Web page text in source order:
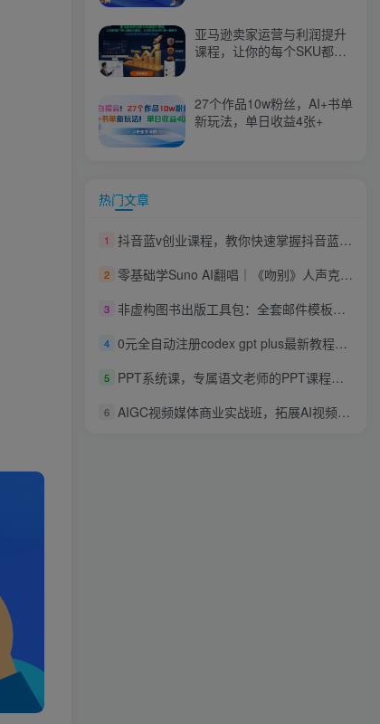
亚马逊卖家运营与利润提升
课程，让你的每个SKU都成
27个作品10w粉丝，AI+书单
新玩法，单日收益4张+
热门文章
1 抖音蓝v创业课程，教你快速掌握抖音蓝v推广技巧，告别推广难的现象
2 零基础学Suno AI翻唱｜《吻别》人声克隆实操，从声线克隆到情绪强化，解锁AI音乐变现
3 非虚构图书出版工具包：全套邮件模板配教学视频，出版推广直接照搬套用
4 0元全自动注册codex gpt plus最新教程，0元获取GPT Plus权益，手把手详细教学
5 PPT系统课，专属语文老师的PPT课程，帮你突破PPT瓶颈
6 AIGC视频媒体商业实战班，拓展AI视频创作的能力，降本增效